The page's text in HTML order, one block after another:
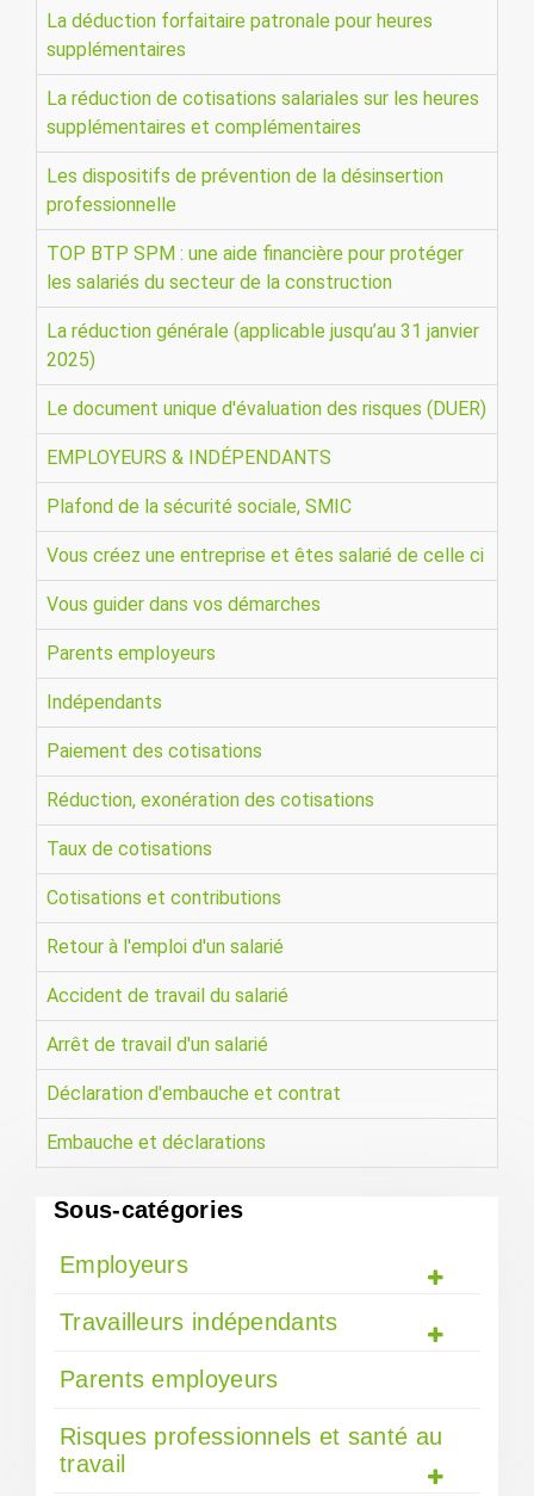
La déduction forfaitaire patronale pour heures
supplémentaires
La réduction de cotisations salariales sur les heures
supplémentaires et complémentaires
Les dispositifs de prévention de la désinsertion
professionnelle
TOP BTP SPM : une aide financière pour protéger
les salariés du secteur de la construction
La réduction générale (applicable jusqu’au 31 janvier
2025)
Le document unique d'évaluation des risques (DUER)
EMPLOYEURS & INDÉPENDANTS
Plafond de la sécurité sociale, SMIC
Vous créez une entreprise et êtes salarié de celle ci
Vous guider dans vos démarches
Parents employeurs
Indépendants
Paiement des cotisations
Réduction, exonération des cotisations
Taux de cotisations
Cotisations et contributions
Retour à l'emploi d'un salarié
Accident de travail du salarié
Arrêt de travail d'un salarié
Déclaration d'embauche et contrat
Embauche et déclarations
Sous-catégories
Employeurs
Travailleurs indépendants
Parents employeurs
Risques professionnels et santé au
travail